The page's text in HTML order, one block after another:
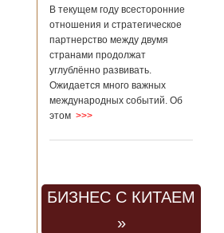
В текущем году всесторонние
отношения и стратегическое
партнерство между двумя
странами продолжат
углублённо развивать.
Ожидается много важных
международных событий. Об
этом >>>
БИЗНЕС С КИТАЕМ
»